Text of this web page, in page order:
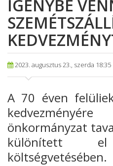
IGÉNYBE
2023. augusztus 23., szerda 18:35
A 70 éven
önkormányzat
különített
költségvetésében.